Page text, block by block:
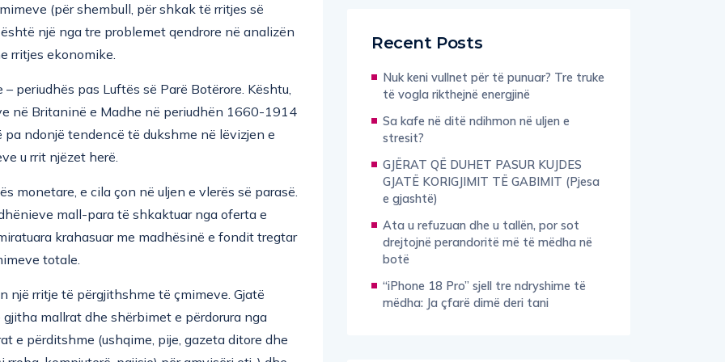
(për shembull, për shkak të rritjes së
një nga tre problemet qendrore në analizën
rritjes ekonomike.
periudhës pas Luftës së Parë Botërore. Kështu,
në Britaninë e Madhe në periudhën 1660-1914
ndonjë tendencë të dukshme në lëvizjen e
u rrit njëzet herë.
monetare, e cila çon në uljen e vlerës së parasë.
mall-para të shkaktuar nga oferta e
krahasuar me madhësinë e fondit tregtar
totale.
një rritje të përgjithshme të çmimeve. Gjatë
mallrat dhe shërbimet e përdorura nga
e përditshme (ushqime, pije, gazeta ditore dhe
Recent Posts
Nuk keni vullnet për të punuar? Tre truke
të vogla rikthejnë energjinë
Sa kafe në ditë ndihmon në uljen e
stresit?
GJËRAT QË DUHET PASUR KUJDES
GJATË KORIGJIMIT TË GABIMIT (Pjesa
e gjashtë)
Ata u refuzuan dhe u tallën, por sot
drejtojnë perandoritë më të mëdha në
botë
“iPhone 18 Pro” sjell tre ndryshime të
mëdha: Ja çfarë dimë deri tani